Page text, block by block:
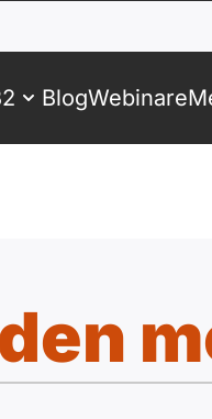
BlogWebinare